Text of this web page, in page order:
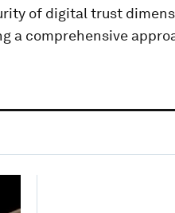
of digital trust
a comprehensive